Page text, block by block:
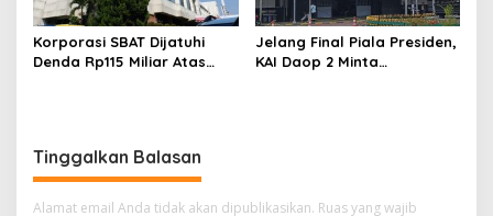
Korporasi SBAT Dijatuhi
Denda Rp115 Miliar Atas
Jelang Final Piala Presiden,
KAI Daop 2 Minta
Tinggalkan Balasan
Alamat email Anda tidak akan dipublikasikan. Ruas yang wajib